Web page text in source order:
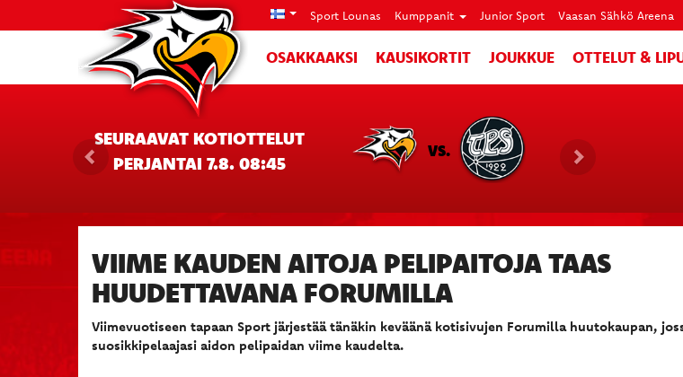
Sport Lounas Kumppanit Junior Sport Vaasan Sähkö Areena
OSAKKAAKSI KAUSIKORTIT JOUKKUE OTTELUT &
SEURAAVAT KOTIOTTELUT
PERJANTAI 7.8. 08:45
VS.
VIIME KAUDEN AITOJA PELIPAITOJA TAAS
HUUDETTAVANA FORUMILLA
Viimevuotiseen tapaan Sport järjestää tänäkin keväänä kotisivujen Forumilla huutokaupan,
suosikkipelaajasi aidon pelipaidan viime kaudelta.